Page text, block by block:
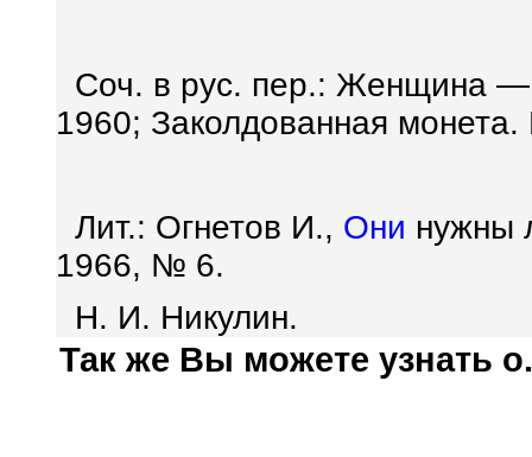
Соч. в рус. пер.: Женщина —
1960; Заколдованная
Лит.: Огнетов И., Они нужны
1966, № 6.
Н. И. Никулин.
Так же Вы можете узнать